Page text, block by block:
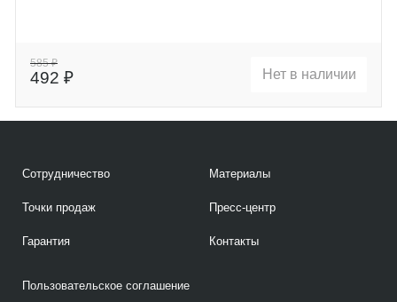
585 ₽
492 ₽ Нет в наличии
Сотрудничество
Точки продаж
Гарантия
Материалы
Пресс-центр
Контакты
Пользовательское соглашение